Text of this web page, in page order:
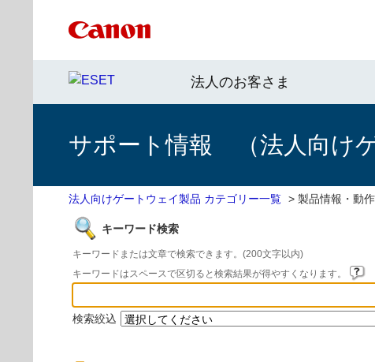
法人のお客さま
サポート情報 （法人向け
法人向けゲートウェイ製品 カテゴリー一覧 > 製品情報・動
キーワード検索
キーワードまたは文章で検索できます。(200文字以内)
キーワードはスペースで区切ると検索結果が得やすくなります。
検索絞込